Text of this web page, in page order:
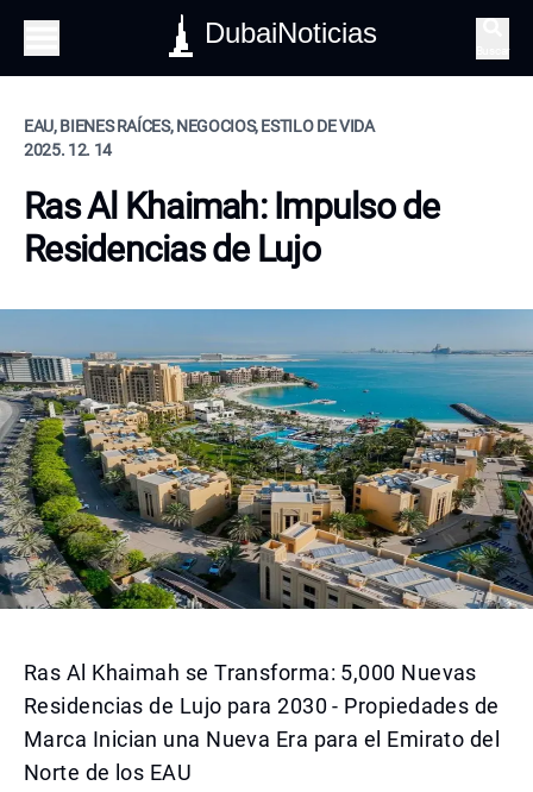
DubaiNoticias
EAU, BIENES RAÍCES, NEGOCIOS, ESTILO DE VIDA
2025. 12. 14
Ras Al Khaimah: Impulso de
Residencias de Lujo
Ras Al Khaimah se Transforma: 5,000 Nuevas
Residencias de Lujo para 2030 - Propiedades de
Marca Inician una Nueva Era para el Emirato del
Norte de los EAU